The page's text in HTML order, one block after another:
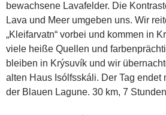
bewachsene Lavafelder. Die
Lava und Meer umgeben uns. Wir
„Kleifarvatn“ vorbei und kommen in
viele heiße Quellen und
bleiben in Krýsuvík und wir
alten Haus Isólfsskáli. Der Tag endet
der Blauen Lagune. 30 km, 7